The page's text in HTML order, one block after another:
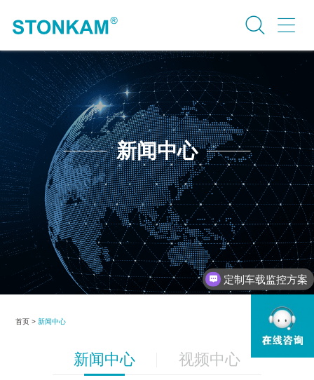
新闻中心
首页 > 新闻中心
新闻中心 视频中心
定制车载监控方案